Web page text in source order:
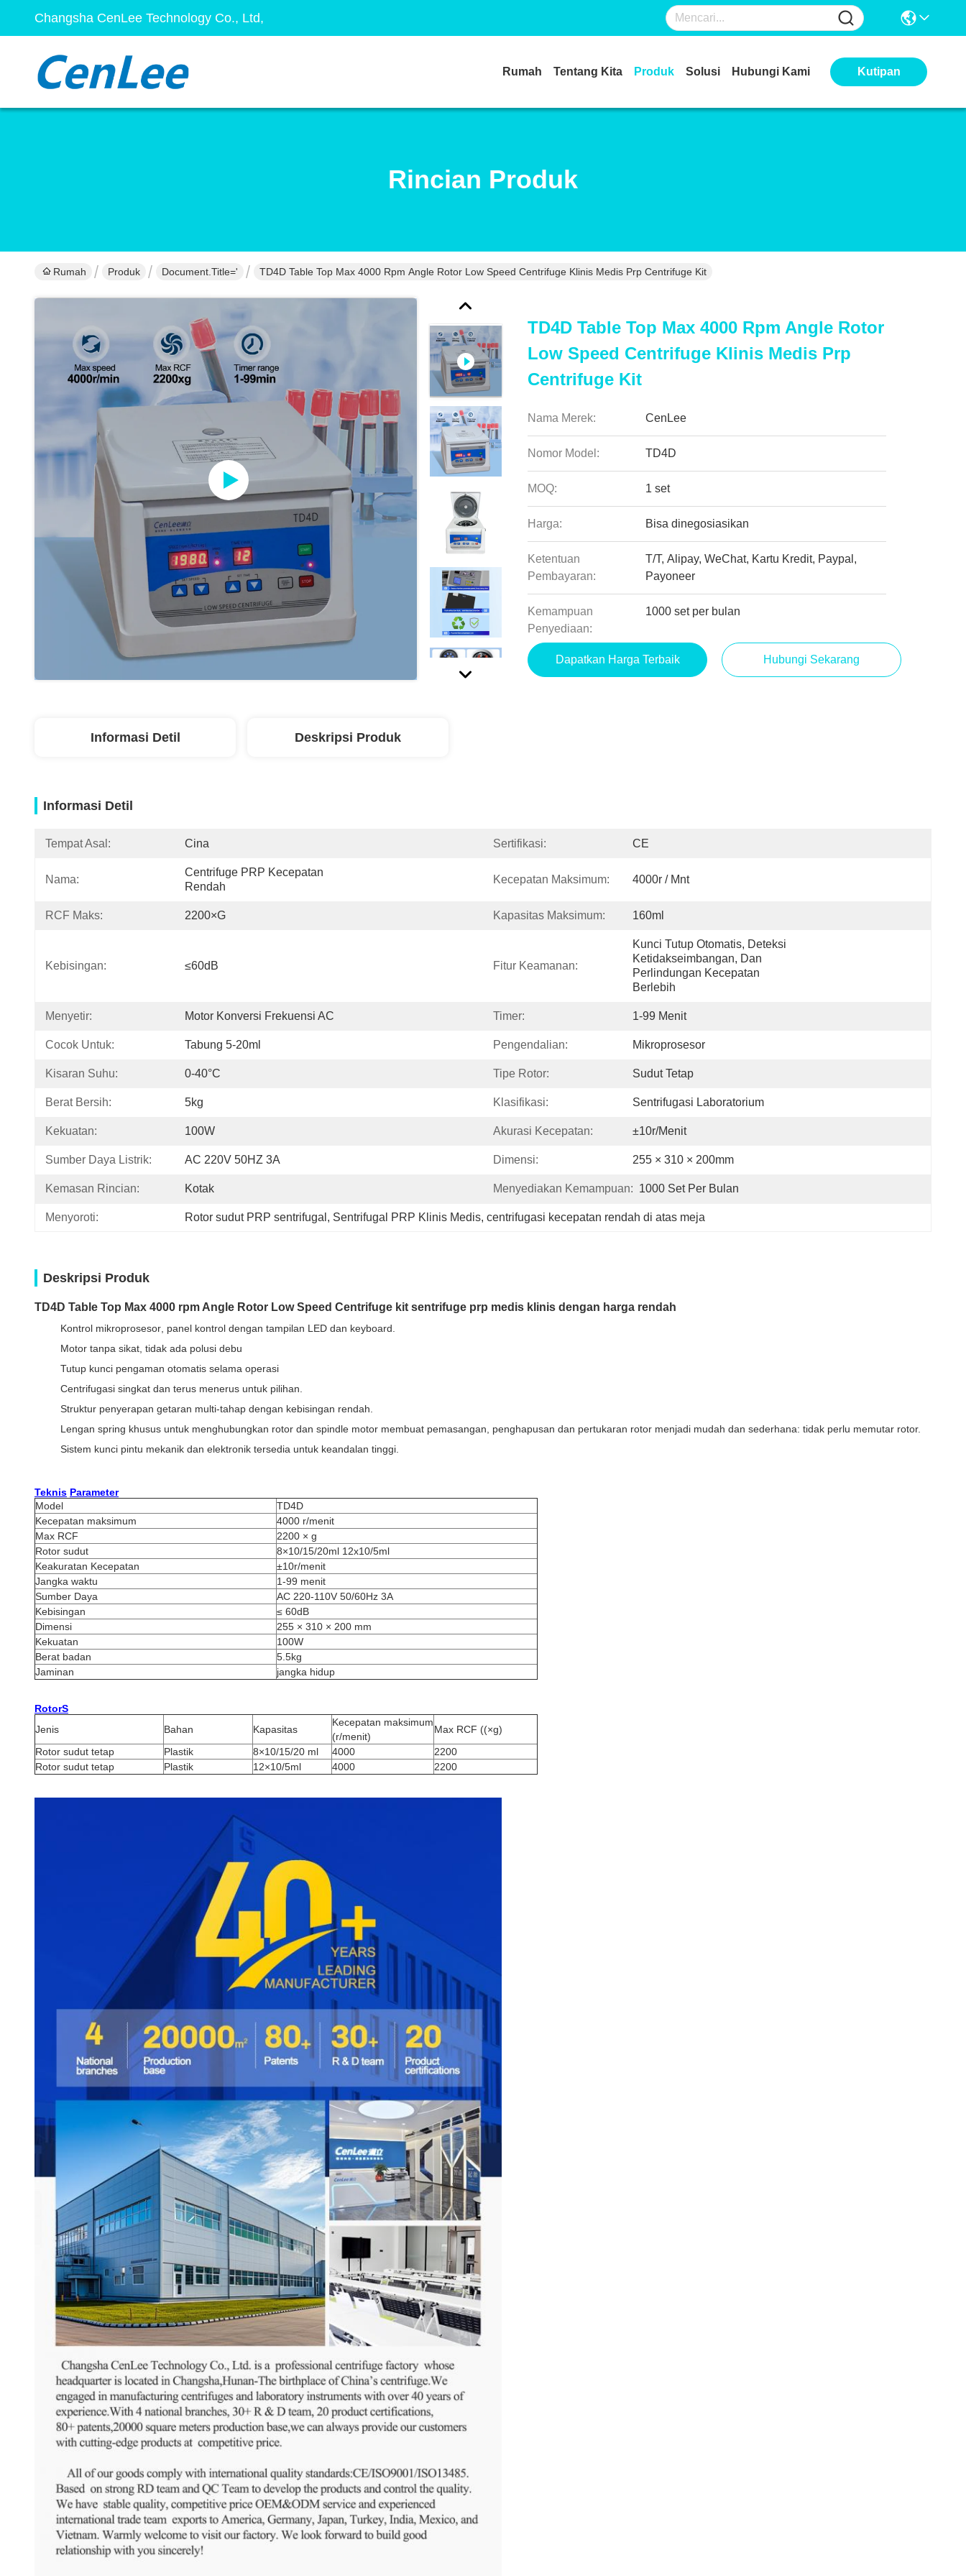
Changsha CenLee Technology Co., Ltd,
Rumah Tentang Kita Produk Solusi Hubungi Kami Kutipan
Rincian Produk
Rumah Produk Document.title=' TD4D Table Top Max 4000 Rpm Angle Rotor Low Speed Centrifuge Klinis Medis Prp Centrifuge Kit
TD4D Table Top Max 4000 Rpm Angle Rotor
Low Speed Centrifuge Klinis Medis Prp
Centrifuge Kit
Nama Merek: CenLee
Nomor Model: TD4D
MOQ: 1 set
Harga: Bisa dinegosiasikan
Ketentuan
Pembayaran:
T/T, Alipay, WeChat, Kartu Kredit, Paypal,
Payoneer
Kemampuan
Penyediaan:
1000 set per bulan
Dapatkan Harga Terbaik Hubungi Sekarang
Informasi Detil Deskripsi Produk
Informasi Detil
Tempat Asal: Cina Sertifikasi: CE
Nama:
Centrifuge PRP Kecepatan
Rendah
Kecepatan Maksimum: 4000r / Mnt
RCF Maks: 2200×g Kapasitas Maksimum: 160ml
Kebisingan: ≤60dB Fitur Keamanan:
Kunci Tutup Otomatis, Deteksi
Ketidakseimbangan, Dan
Perlindungan Kecepatan
Berlebih
Menyetir: Motor Konversi Frekuensi AC Timer: 1-99 Menit
Cocok Untuk: Tabung 5-20ml Pengendalian: Mikroprosesor
Kisaran Suhu: 0-40°C Tipe Rotor: Sudut Tetap
Berat Bersih: 5kg Klasifikasi: Sentrifugasi Laboratorium
Kekuatan: 100W Akurasi Kecepatan: ±10r/menit
Sumber Daya Listrik: AC 220V 50HZ 3A Dimensi: 255 × 310 × 200mm
Kemasan Rincian: Kotak Menyediakan Kemampuan: 1000 Set Per Bulan
Menyoroti: Rotor sudut PRP sentrifugal , Sentrifugal PRP Klinis Medis, centrifugasi kecepatan rendah di atas meja
Deskripsi Produk
TD4D Table Top Max 4000 rpm Angle Rotor Low Speed Centrifuge kit sentrifuge prp medis klinis dengan harga rendah
Kontrol mikroprosesor , panel kontrol dengan tampilan LED dan keyboard.
Motor tanpa sikat, tidak ada polusi debu
Tutup kunci pengaman otomatis selama operasi
Centrifugasi singkat dan terus menerus untuk pilihan.
Struktur penyerapan getaran multi-tahap dengan kebisingan rendah.
Lengan spring khusus untuk menghubungkan rotor dan spindle motor membuat pemasangan, penghapusan dan pertukaran rotor menjadi mudah dan sederhana: tidak perlu memutar rotor.
Sistem kunci pintu mekanik dan elektronik tersedia untuk keandalan tinggi.
Teknis Parameter
Model
TD4D
Kecepatan maksimum
4000 r/menit
Max RCF
2200 × g
Rotor sudut
8×10/15/20ml 12x10/5ml
Keakuratan Kecepatan
±10r/menit
Jangka waktu
1-99 menit
Sumber Daya
AC 220-110V 50/60Hz 3A
Kebisingan
≤ 60dB
Dimensi
255 × 310 × 200 mm
Kekuatan
100W
Berat badan
5.5kg
Jaminan
jangka hidup
RotorS
Jenis
Bahan Kapasitas
Kecepatan maksimum
(r/menit)
Max RCF ((×g)
Rotor sudut tetap
Plastik 8×10/15/20 ml 4000
2200
Rotor sudut tetap
Plastik 12×10/5ml 4000 2200